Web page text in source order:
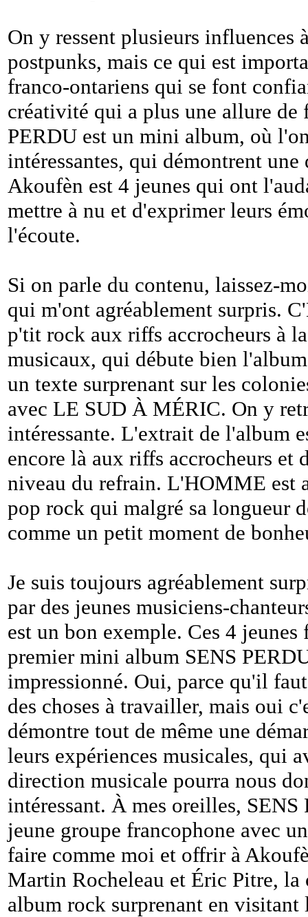
On y ressent plusieurs influences
postpunks, mais ce qui est
franco-ontariens qui se font
créativité qui a plus une allure de
PERDU est un mini album, où
intéressantes, qui démontrent
Akoufèn est 4 jeunes qui ont
mettre à nu et d'exprimer leurs
l'écoute.
Si on parle du contenu, laissez-
qui m'ont agréablement surpris.
p'tit rock aux riffs accrocheurs à
musicaux, qui débute bien
un texte surprenant sur les
avec LE SUD À MÉRIC. On y
intéressante. L'extrait de l'album
encore là aux riffs accrocheurs et
niveau du refrain. L'HOMME est
pop rock qui malgré sa longueur
comme un petit moment de
Je suis toujours agréablement
par des jeunes musiciens-
est un bon exemple. Ces 4
premier mini album SENS
impressionné. Oui, parce qu'il
des choses à travailler, mais oui
démontre tout de même une
leurs expériences musicales, qui
direction musicale pourra nous
intéressant. À mes oreilles,
jeune groupe francophone avec
faire comme moi et offrir à
Martin Rocheleau et Éric Pitre, la
album rock surprenant en